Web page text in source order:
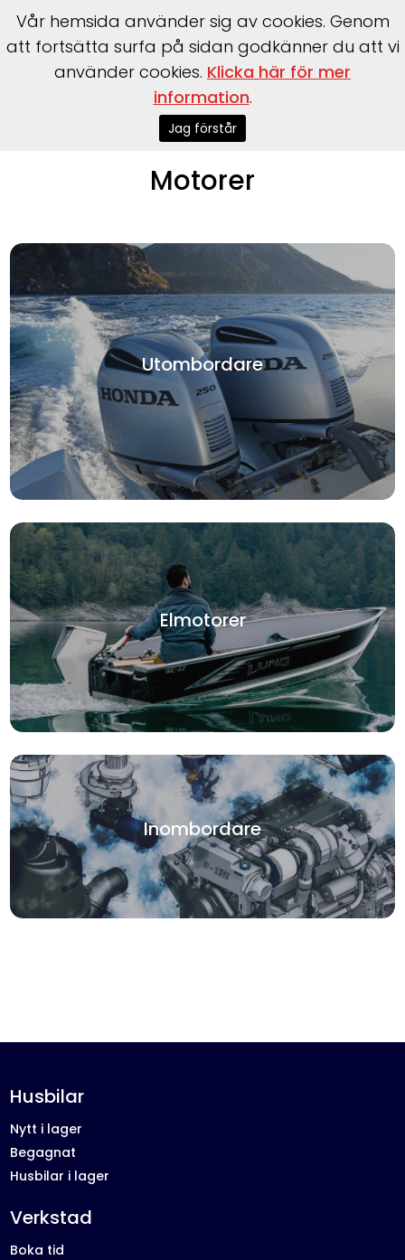
Motorguide
Motorer
Utombordare
Elmotorer
Inombordare
Husbilar
Nytt i lager
Begagnat
Husbilar i lager
Verkstad
Boka tid
Vår hemsida använder sig av cookies. Genom
att fortsätta surfa på sidan godkänner du att vi
använder cookies. Klicka här för mer
information.
Jag förstår